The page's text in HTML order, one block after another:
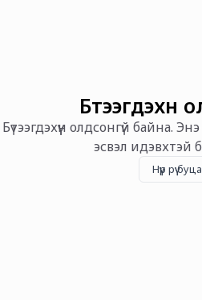
Бүтээгдэхүүн
Бүтээгдэхүүн олдсонгүй байна.
эсвэл идэвхтэй
Нүүр рүү